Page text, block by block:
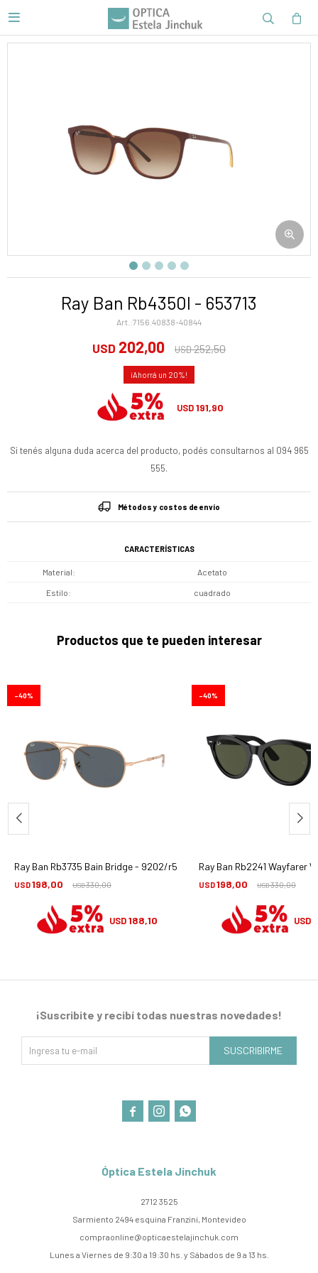

Ray Ban Rb4350l - 653713
7156.40838-40844
USD 202,00 USD252,50
20
USD 191,90
Si tenés alguna duda acerca del producto, podés consultarnos al 094 965
555.
Métodos y costos de envío
CARACTERÍSTICAS
Material Acetato
Estilo cuadrado
Productos que te pueden interesar
Ray Ban Rb3735 Bain Bridge - 9202/r5
USD198,00 USD330,00
40
USD 188,10
Ray Ban Rb2241 Wayfarer
USD198,00 USD330,00
40
USD
Óptica Estela Jinchuk
2712 3525
Sarmiento 2494 esquina Franzini, Montevideo
compraonline@opticaestelajinchuk.com
Lunes a Viernes de 9:30 a 19:30 hs. y Sábados de 9 a 13 hs.
¡Suscribite y recibí todas nuestras novedades!
SUSCRIBIRME
  